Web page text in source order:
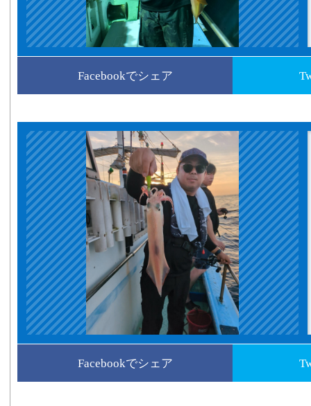
Facebookでシェア
Facebookでシェア